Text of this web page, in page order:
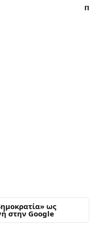
π
ως
στην Google